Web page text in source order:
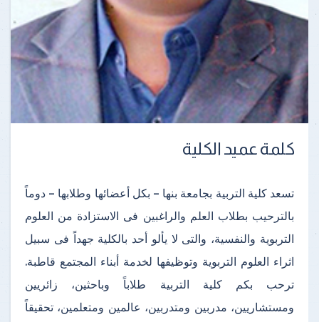
كلمة عميد الكلية
تسعد كلية التربية بجامعة بنها – بكل أعضائها وطلابها – دوماً
بالترحيب بطلاب العلم والراغبين فى الاستزادة من العلوم
التربوية والنفسية، والتى لا يألو أحد بالكلية جهداً فى سبيل
اثراء العلوم التربوية وتوظيفها لخدمة أبناء المجتمع قاطبة.
ترحب بكم كلية التربية طلاباً وباحثين، زائريين
ومستشاريين، مدربين ومتدربين، عالمين ومتعلمين، تحقيقاً